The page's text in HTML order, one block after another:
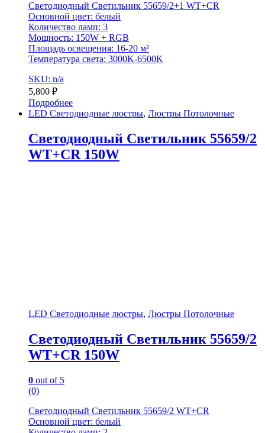
Светодиодный Светильник 55659/2+1 WT+CR
Основной цвет: белый
Количество ламп: 3
Мощность: 150W + RGB
Площадь освещения: 16-20 м²
Температура света: 3000K-6500K
SKU: n/a
5,800 ₽
Подробнее
LED Светодиодные люстры, Люстры Потолочные
Светодиодный Светильник 55659/2
WT+CR 150W
LED Светодиодные люстры, Люстры Потолочные
Светодиодный Светильник 55659/2
WT+CR 150W
0 out of 5
(0)
Светодиодный Светильник 55659/2 WT+CR
Основной цвет: белый